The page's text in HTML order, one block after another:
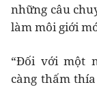
những câu
làm môi giới
“Đối với một
càng thấm